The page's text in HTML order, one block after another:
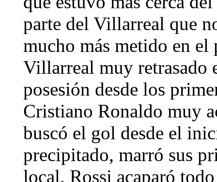
parte del Villarreal que
mucho más metido en
Villarreal muy retrasado
posesión desde los
Cristiano Ronaldo muy
buscó el gol desde el
precipitado, marró sus
local, Rossi acaparó